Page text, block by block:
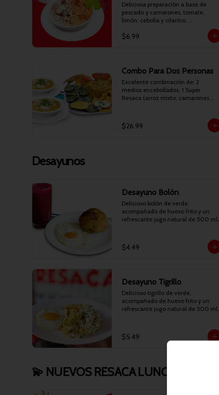
Deliciosa preparación a base de
pescado y camarones, tomate,
limón, cebolla y cilantro.
chifles. Incluye bebida personal.
$6.99
Combo Para Dos Personas
Excelente combinación de: 2
medios encebollados, 1 Super
Resaca (arroz mixto, camarones
bebidas personales.
$26.99
Desayunos
Desayuno Bolón
Delicioso bolón de verde,
acompañado de huevo frito y un
refrescante jugo natural de 500 ml.
$4.49
Desayuno Tigrillo
Delicioso tigrillo de verde,
acompañado de huevo frito y un
refrescante jugo natural de 500 ml.
$5.49
💫 NUEVOS RESACA LUNCH 💫